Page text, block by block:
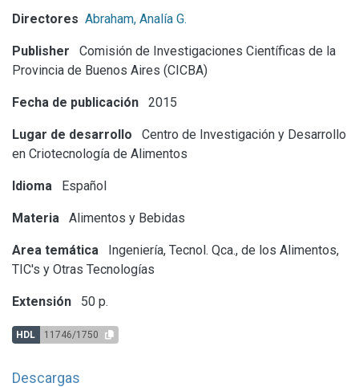
Directores Abraham, Analía G.
Publisher
Comisión de Investigaciones Científicas de la
Provincia de Buenos Aires (CICBA)
Fecha de publicación 2015
Lugar de desarrollo
Centro de Investigación y Desarrollo
en Criotecnología de Alimentos
Idioma Español
Materia Alimentos y Bebidas
Area temática
Ingeniería, Tecnol. Qca., de los Alimentos,
TIC's y Otras Tecnologías
Extensión 50 p.
HDL 11746/1750
Descargas